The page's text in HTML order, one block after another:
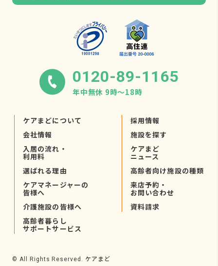
0120-89-1165
年中無休 9時〜18時
ケアまどについて
会社情報
入居の流れ・
利用料
選ばれる理由
ケアマネージャーの
皆様へ
介護施設の皆様へ
高齢者暮らし
サポートサービス
採用情報
施設を探す
ケアまど
ニュース
高齢者向け施設の種類
来店予約・
お問い合わせ
資料請求
© All Rights Reserved. ケアまど